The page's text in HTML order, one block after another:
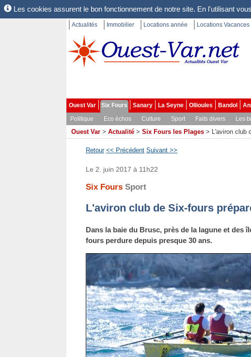
Les cookies assurent le bon fonctionnement de notre site. En l'utilisant
Actualités Immobilier Locations année Locations Vacances
Ouest Var Six Fours Sanary La Seyne Ollioules Bandol
Politique
Eco échos Culture Sport Faits divers Les
Ouest Var > Actualité > Six Fours les Plages > L'aviron club
Retour << Précédent Suivant >>
Le 2. juin 2017 à 11h22
Six Fours Sport
L'aviron club de Six-fours
Dans la baie du Brusc, près de la lagune et des
fours perdure depuis presque 30 ans.